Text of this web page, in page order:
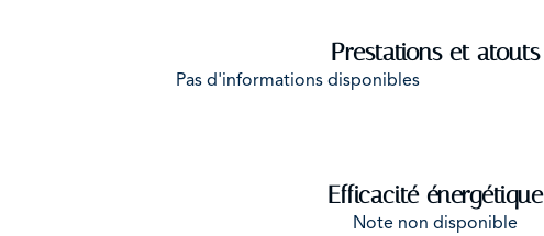
Prestations et atouts
Pas d'informations disponibles
Efficacité énergétique
Note non disponible